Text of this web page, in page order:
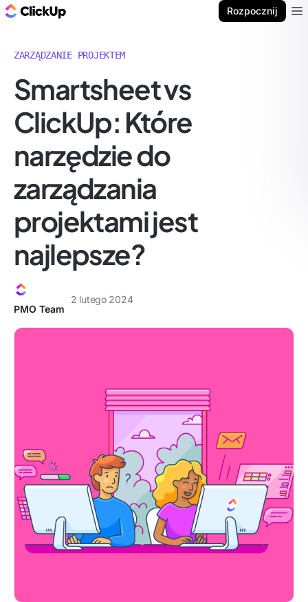
Rozpocznij
ZARZĄDZANIE PROJEKTEM
Smartsheet vs
ClickUp: Które
narzędzie do
zarządzania
projektami jest
najlepsze?
PMO Team
2 lutego 2024